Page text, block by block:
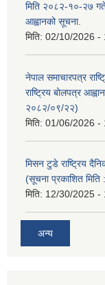
मिति २०८२-१०-२७ गते
आह्वानको सूचना.
मिति: 02/10/2026 -
नेपाल समाचारपत्र
राष्ट्रिय बोलपत्र
२०८२/०९/२२)
मिति: 01/06/2026 -
मिसन टुडे राष्ट्रिय
(सूचना प्रकाशित
मिति: 12/30/2025 -
अन्य